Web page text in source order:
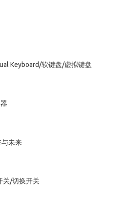
Keyboard/软键盘/虚拟键盘
未来
关/切换开关